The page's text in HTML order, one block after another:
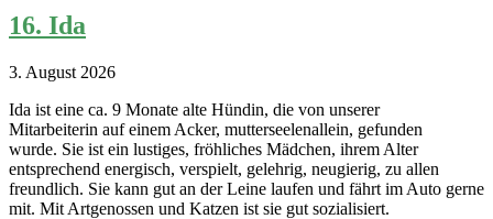
16. Ida
3. August 2026
Ida ist eine ca. 9 Monate alte Hündin, die von unserer
Mitarbeiterin auf einem Acker, mutterseelenallein, gefunden
wurde. Sie ist ein lustiges, fröhliches Mädchen, ihrem Alter
entsprechend energisch, verspielt, gelehrig, neugierig, zu allen
freundlich. Sie kann gut an der Leine laufen und fährt im Auto gerne
mit. Mit Artgenossen und Katzen ist sie gut sozialisiert.